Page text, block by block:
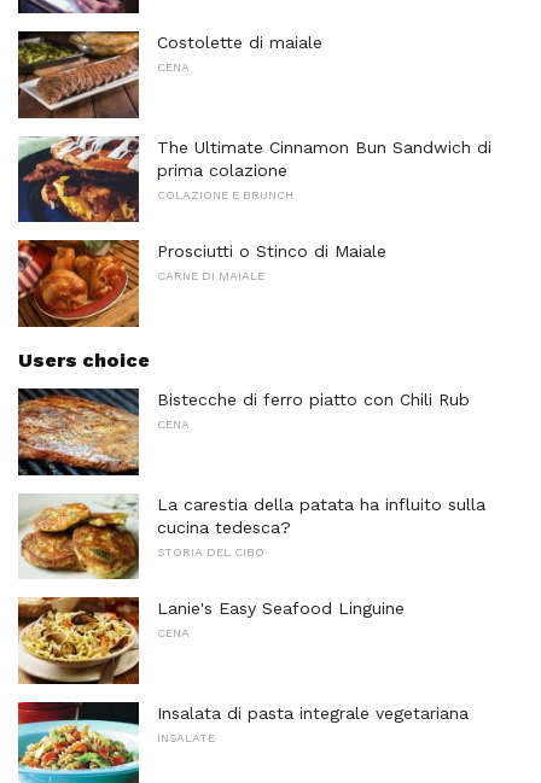
Costolette di maiale
CENA
The Ultimate Cinnamon Bun Sandwich di
prima colazione
COLAZIONE E BRUNCH
Prosciutti o Stinco di Maiale
CARNE DI MAIALE
Users choice
Bistecche di ferro piatto con Chili Rub
CENA
La carestia della patata ha influito sulla
cucina tedesca?
STORIA DEL CIBO
Lanie's Easy Seafood Linguine
CENA
Insalata di pasta integrale vegetariana
INSALATE